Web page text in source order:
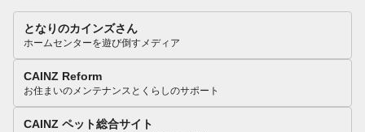
となりのカインズさん
ホームセンターを遊び倒すメディア
CAINZ Reform
お住まいのメンテナンスとくらしのサポート
CAINZ ペット総合サイト